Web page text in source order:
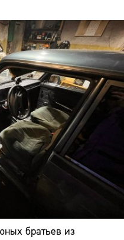
братьев из